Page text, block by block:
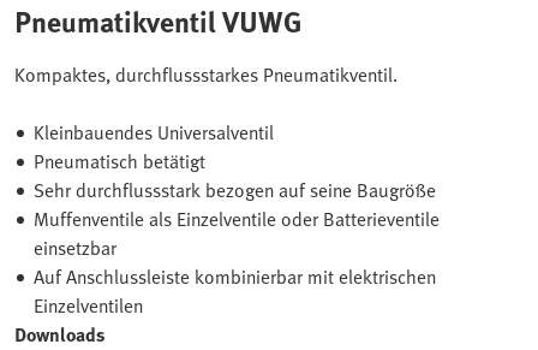
Pneumatikventil VUWG
Kompaktes, durchflussstarkes Pneumatikventil.
Kleinbauendes Universalventil
Pneumatisch betätigt
Sehr durchflussstark bezogen auf seine Baugröße
Muffenventile als Einzelventile oder Batterieventile
einsetzbar
Auf Anschlussleiste kombinierbar mit elektrischen
Einzelventilen
Downloads